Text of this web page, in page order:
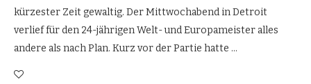
kürzester Zeit gewaltig. Der Mittwochabend in Detroit
verlief für den 24-jährigen Welt- und Europameister alles
andere als nach Plan. Kurz vor der Partie hatte …